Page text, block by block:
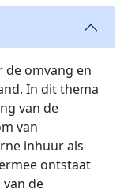
omvang en
In dit thema
van de
van
inhuur als
ontstaat
de